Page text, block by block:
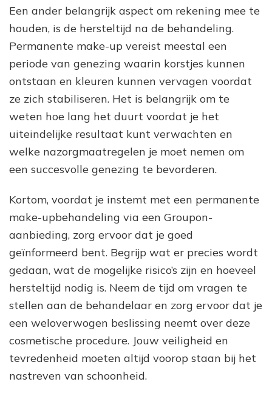
Een ander belangrijk aspect om rekening mee te
houden, is de hersteltijd na de behandeling.
Permanente make-up vereist meestal een
periode van genezing waarin korstjes kunnen
ontstaan en kleuren kunnen vervagen voordat
ze zich stabiliseren. Het is belangrijk om te
weten hoe lang het duurt voordat je het
uiteindelijke resultaat kunt verwachten en
welke nazorgmaatregelen je moet nemen om
een succesvolle genezing te bevorderen.
Kortom, voordat je instemt met een permanente
make-upbehandeling via een Groupon-
aanbieding, zorg ervoor dat je goed
geïnformeerd bent. Begrijp wat er precies wordt
gedaan, wat de mogelijke risico’s zijn en hoeveel
hersteltijd nodig is. Neem de tijd om vragen te
stellen aan de behandelaar en zorg ervoor dat je
een weloverwogen beslissing neemt over deze
cosmetische procedure. Jouw veiligheid en
tevredenheid moeten altijd voorop staan bij het
nastreven van schoonheid.